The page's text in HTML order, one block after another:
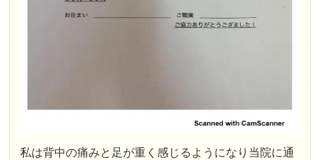
私は背中の痛みと足が重く感じるようになり当院に通